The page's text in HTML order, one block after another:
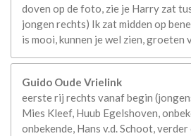
doven op de foto, zie je Harry zat
jongen rechts) Ik zat midden op
is mooi, kunnen je wel zien, groeten
Guido Oude Vrielink
eerste rij rechts vanaf begin
Mies Kleef, Huub Egelshoven,
onbekende, Hans v.d. Schoot,